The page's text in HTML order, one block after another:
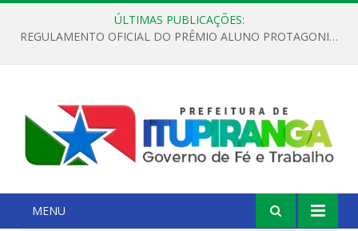
ÚLTIMAS PUBLICAÇÕES:
REGULAMENTO OFICIAL DO PRÊMIO ALUNO PROTAGONISTA – EDIÇÃO 2026
MENU